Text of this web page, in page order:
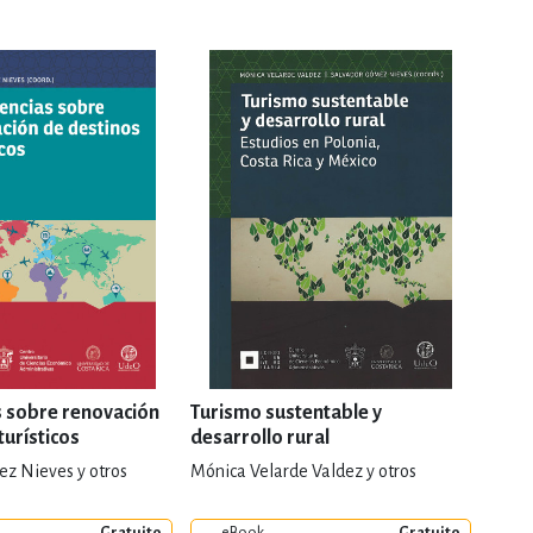
sobre renovación
Nieves y otros
Turismo sustentable y
desarrollo rural
Mónica Velarde Valdez y otros